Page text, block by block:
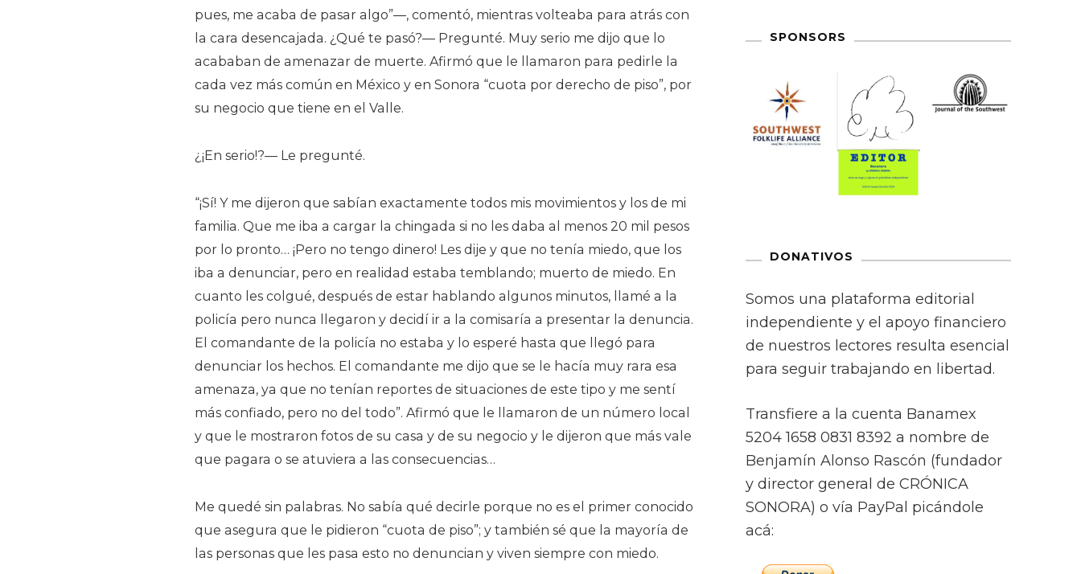
pues, me acaba de pasar algo”—, comentó, mientras volteaba para atrás con
la cara desencajada. ¿Qué te pasó?— Pregunté. Muy serio me dijo que lo
acababan de amenazar de muerte. Afirmó que le llamaron para pedirle la
cada vez más común en México y en Sonora “cuota por derecho de piso”, por
su negocio que tiene en el Valle.
¿¡En serio!?— Le pregunté.
“¡Sí! Y me dijeron que sabían exactamente todos mis movimientos y los de mi
familia. Que me iba a cargar la chingada si no les daba al menos 20 mil pesos
por lo pronto… ¡Pero no tengo dinero! Les dije y que no tenía miedo, que los
iba a denunciar, pero en realidad estaba temblando; muerto de miedo. En
cuanto les colgué, después de estar hablando algunos minutos, llamé a la
policía pero nunca llegaron y decidí ir a la comisaría a presentar la denuncia.
El comandante de la policía no estaba y lo esperé hasta que llegó para
denunciar los hechos. El comandante me dijo que se le hacía muy rara esa
amenaza, ya que no tenían reportes de situaciones de este tipo y me sentí
más confiado, pero no del todo”. Afirmó que le llamaron de un número local
y que le mostraron fotos de su casa y de su negocio y le dijeron que más vale
que pagara o se atuviera a las consecuencias…
Me quedé sin palabras. No sabía qué decirle porque no es el primer conocido
que asegura que le pidieron “cuota de piso”; y también sé que la mayoría de
las personas que les pasa esto no denuncian y viven siempre con miedo.
SPONSORS
DONATIVOS
Somos una plataforma editorial
independiente y el apoyo financiero
de nuestros lectores resulta esencial
para seguir trabajando en libertad.
Transfiere a la cuenta Banamex
5204 1658 0831 8392 a nombre de
Benjamín Alonso Rascón (fundador
y director general de CRÓNICA
SONORA) o vía PayPal picándole
acá: